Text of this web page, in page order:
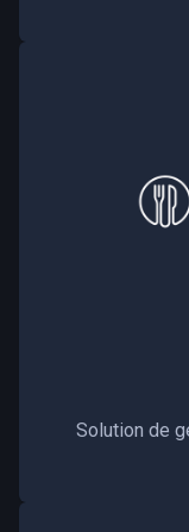
Solution de